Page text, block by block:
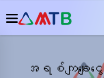
အရစ်ကျချေးငွေ